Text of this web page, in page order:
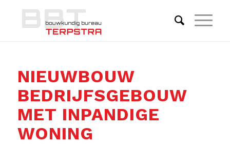
NIEUWBOUW
BEDRIJFSGEBOUW
MET INPANDIGE
WONING